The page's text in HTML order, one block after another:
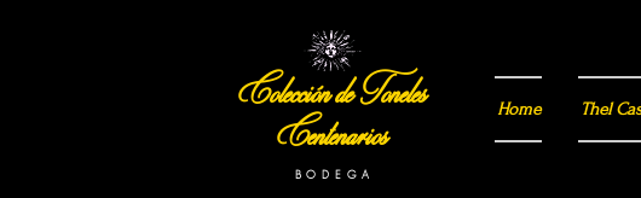
Colección de Toneles
Centenarios Home Thel
B O D E G A